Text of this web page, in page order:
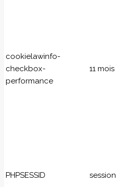
cookielawinfo-
checkbox-
performance
11 mois
PHPSESSID session